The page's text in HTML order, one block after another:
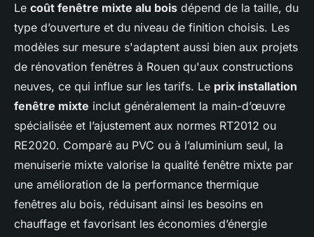
Le coût fenêtre mixte alu bois dépend de la taille, du
type d’ouverture et du niveau de finition choisis. Les
modèles sur mesure s'adaptent aussi bien aux projets
de rénovation fenêtres à Rouen qu'aux constructions
neuves, ce qui influe sur les tarifs. Le prix installation
fenêtre mixte inclut généralement la main-d’œuvre
spécialisée et l’ajustement aux normes RT2012 ou
RE2020. Comparé au PVC ou à l’aluminium seul, la
menuiserie mixte valorise la qualité fenêtre mixte par
une amélioration de la performance thermique
fenêtres alu bois, réduisant ainsi les besoins en
chauffage et favorisant les économies d’énergie